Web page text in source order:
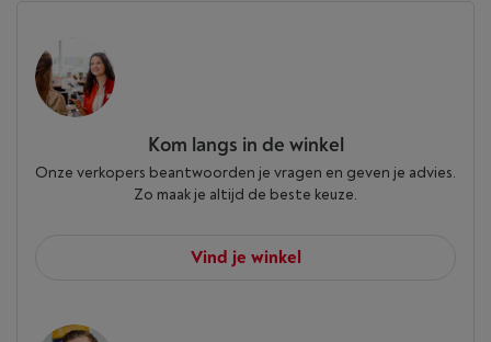
Kom langs in de winkel
Onze verkopers beantwoorden je vragen en geven je advies.
Zo maak je altijd de beste keuze.
Vind je winkel